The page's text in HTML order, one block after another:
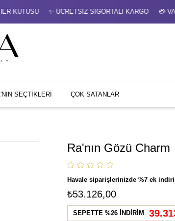
✨ ÜCRETSİZ SİGORTALI KARGO 💳 VADE
SEÇTİKLERİ ÇOK SATANLAR
Ra'nın Gözü Charm
Havale siparişlerinizde %7 ek
₺53.126,00
SEPETTE %26 İNDİRİM